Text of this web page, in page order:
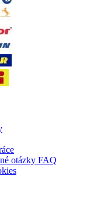
otázky FAQ